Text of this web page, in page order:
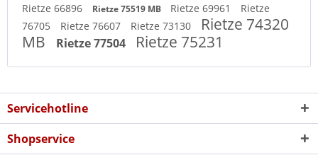
Rietze 66896 Rietze 75519 MB Rietze 69961
Rietze
76705
Rietze 76607 Rietze 73130
Rietze 74320
MB
Rietze 77504 Rietze 75231
Servicehotline
Shopservice